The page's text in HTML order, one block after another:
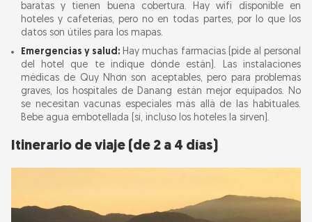
baratas y tienen buena cobertura. Hay wifi disponible en
hoteles y cafeterías, pero no en todas partes, por lo que los
datos son útiles para los mapas.
Emergencias y salud: Hay muchas farmacias (pide al personal
del hotel que te indique dónde están). Las instalaciones
médicas de Quy Nhơn son aceptables, pero para problemas
graves, los hospitales de Danang están mejor equipados. No
se necesitan vacunas especiales más allá de las habituales.
Bebe agua embotellada (sí, incluso los hoteles la sirven).
Itinerario de viaje (de 2 a 4 días)